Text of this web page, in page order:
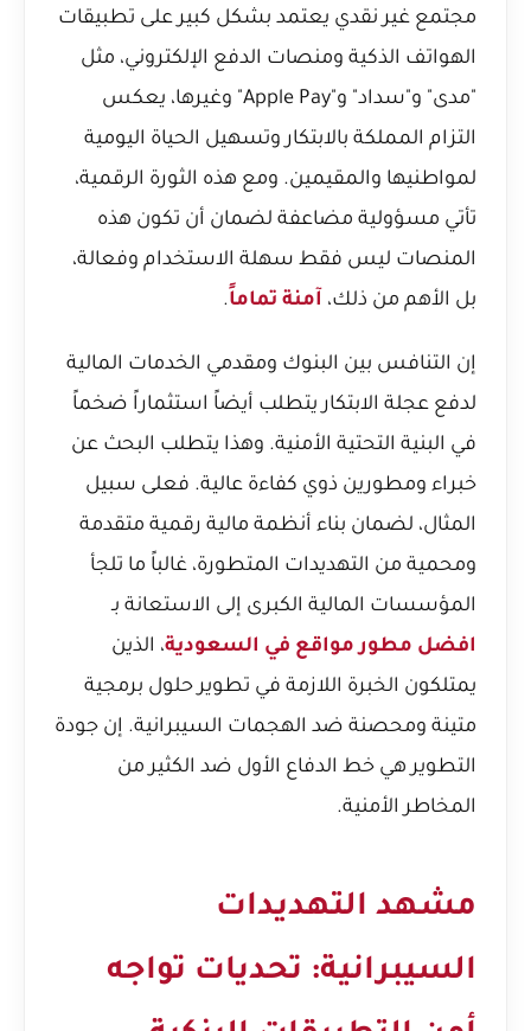
مجتمع غير نقدي يعتمد بشكل كبير على تطبيقات
الهواتف الذكية ومنصات الدفع الإلكتروني، مثل
"مدى" و"سداد" و"Apple Pay" وغيرها، يعكس
التزام المملكة بالابتكار وتسهيل الحياة اليومية
لمواطنيها والمقيمين. ومع هذه الثورة الرقمية،
تأتي مسؤولية مضاعفة لضمان أن تكون هذه
المنصات ليس فقط سهلة الاستخدام وفعالة،
بل الأهم من ذلك، آمنة تماماً.
إن التنافس بين البنوك ومقدمي الخدمات المالية
لدفع عجلة الابتكار يتطلب أيضاً استثماراً ضخماً
في البنية التحتية الأمنية. وهذا يتطلب البحث عن
خبراء ومطورين ذوي كفاءة عالية. فعلى سبيل
المثال، لضمان بناء أنظمة مالية رقمية متقدمة
ومحمية من التهديدات المتطورة، غالباً ما تلجأ
المؤسسات المالية الكبرى إلى الاستعانة بـ
افضل مطور مواقع في السعودية، الذين
يمتلكون الخبرة اللازمة في تطوير حلول برمجية
متينة ومحصنة ضد الهجمات السيبرانية. إن جودة
التطوير هي خط الدفاع الأول ضد الكثير من
المخاطر الأمنية.
مشهد التهديدات
السيبرانية: تحديات تواجه